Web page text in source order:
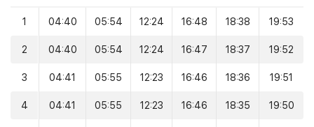
1 04:40 05:54 12:24 16:48 18:38 19:53
2 04:40 05:54 12:24 16:47 18:37 19:52
3 04:41 05:55 12:23 16:46 18:36 19:51
4 04:41 05:55 12:23 16:46 18:35 19:50